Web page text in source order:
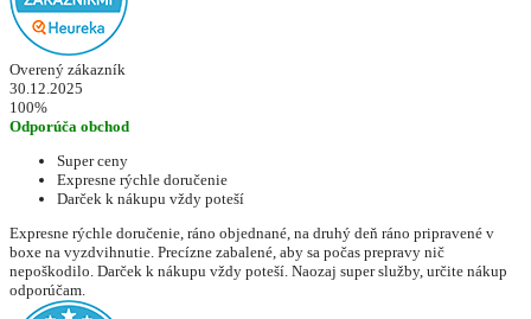
Overený zákazník
30.12.2025
100%
Odporúča obchod
Super ceny
Expresne rýchle doručenie
Darček k nákupu vždy poteší
Expresne rýchle doručenie, ráno objednané, na druhý deň ráno pripravené v
boxe na vyzdvihnutie. Precízne zabalené, aby sa počas prepravy nič
nepoškodilo. Darček k nákupu vždy poteší. Naozaj super služby, určite nákup
odporúčam.